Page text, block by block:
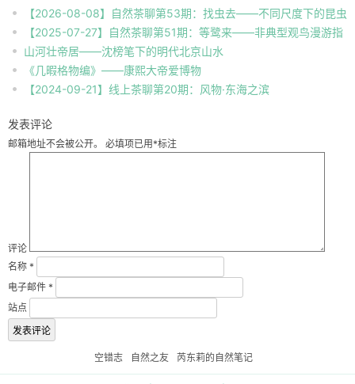
【2026-08-08】自然茶聊第53期：找虫去——不同尺度下的昆虫
自然观察
【2025-07-27】自然茶聊第51期：等鹭来——非典型观鸟漫游指
南
山河壮帝居——沈榜笔下的明代北京山水
《几暇格物编》——康熙大帝爱博物
【2024-09-21】线上茶聊第20期：风物·东海之滨
发表评论
邮箱地址不会被公开。 必填项已用*标注
评论
名称 *
电子邮件 *
站点
空错志 自然之友 芮东莉的自然笔记